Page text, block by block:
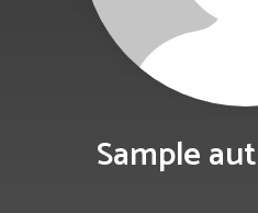
Sample